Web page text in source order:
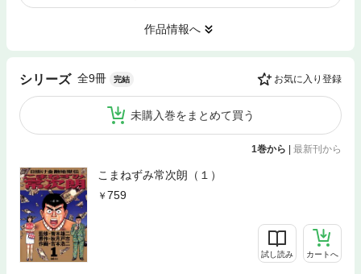
作品情報へ
シリーズ 全9冊 完結 お気に入り登録
未購入巻をまとめて買う
1巻から | 最新刊から
こまねずみ常次朗（１）
759
試し読み カートへ